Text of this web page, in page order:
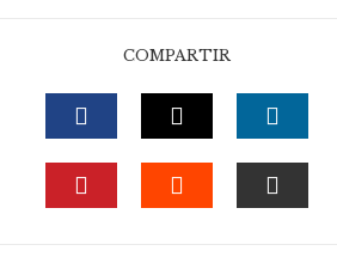
COMPARTIR
FACEBOOKTWITTER